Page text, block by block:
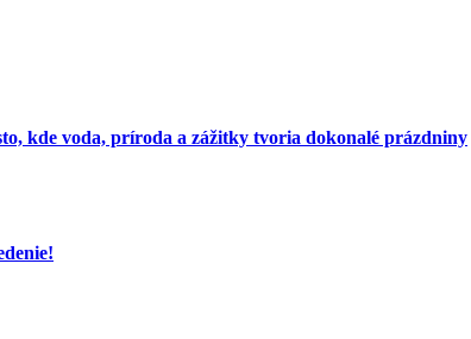
kde voda, príroda a zážitky tvoria dokonalé prázdniny